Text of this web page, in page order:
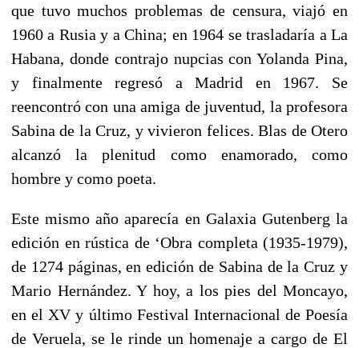
que tuvo muchos problemas de censura, viajó en
1960 a Rusia y a China; en 1964 se trasladaría a La
Habana, donde contrajo nupcias con Yolanda Pina,
y finalmente regresó a Madrid en 1967. Se
reencontró con una amiga de juventud, la profesora
Sabina de la Cruz, y vivieron felices. Blas de Otero
alcanzó la plenitud como enamorado, como
hombre y como poeta.
Este mismo año aparecía en Galaxia Gutenberg la
edición en rústica de ‘Obra completa (1935-1979),
de 1274 páginas, en edición de Sabina de la Cruz y
Mario Hernández. Y hoy, a los pies del Moncayo,
en el XV y último Festival Internacional de Poesía
de Veruela, se le rinde un homenaje a cargo de El